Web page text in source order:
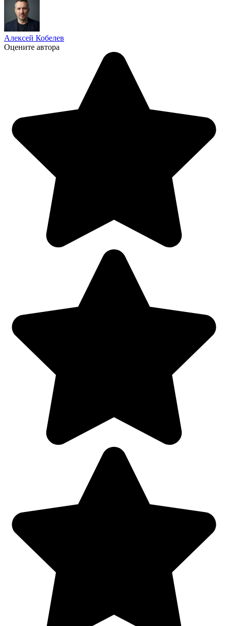
Алексей Кобелев
Оцените автора